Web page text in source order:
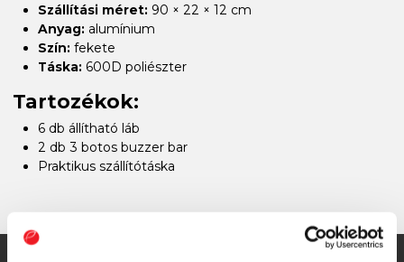
Szállítási méret: 90 × 22 × 12 cm
Anyag: alumínium
Szín: fekete
Táska: 600D poliészter
Tartozékok:
6 db állítható láb
2 db 3 botos buzzer bar
Praktikus szállítótáska